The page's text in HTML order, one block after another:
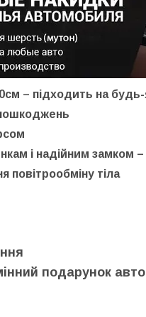
– підходить на будь-
і надійним замком
повітрообміну тіла
подарунок